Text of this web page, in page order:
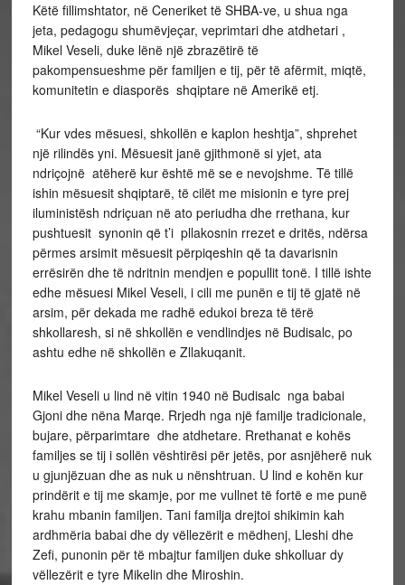
Këtë fillimshtator, në Ceneriket të SHBA-ve, u shua nga
jeta, pedagogu shumëvjeçar, veprimtari dhe atdhetari ,
Mikel Veseli, duke lënë një zbrazëtirë të
pakompensueshme për familjen e tij, për të afërmit, miqtë,
komunitetin e diasporës shqiptare në Amerikë etj.
“Kur vdes mësuesi, shkollën e kaplon heshtja”, shprehet
një rilindës yni. Mësuesit janë gjithmonë si yjet, ata
ndriçojnë atëherë kur është më se e nevojshme. Të tillë
ishin mësuesit shqiptarë, të cilët me misionin e tyre prej
iluministësh ndriçuan në ato periudha dhe rrethana, kur
pushtuesit synonin që t’i pllakosnin rrezet e dritës, ndërsa
përmes arsimit mësuesit përpiqeshin që ta davarisnin
errësirën dhe të ndritnin mendjen e popullit tonë. I tillë ishte
edhe mësuesi Mikel Veseli, i cili me punën e tij të gjatë në
arsim, për dekada me radhë edukoi breza të tërë
shkollaresh, si në shkollën e vendlindjes në Budisalc, po
ashtu edhe në shkollën e Zllakuqanit.
Mikel Veseli u lind në vitin 1940 në Budisalc nga babai
Gjoni dhe nëna Marqe. Rrjedh nga një familje tradicionale,
bujare, përparimtare dhe atdhetare. Rrethanat e kohës
familjes se tij i sollën vështirësi për jetës, por asnjëherë nuk
u gjunjëzuan dhe as nuk u nënshtruan. U lind e kohën kur
prindërit e tij me skamje, por me vullnet të fortë e me punë
krahu mbanin familjen. Tani familja drejtoi shikimin kah
ardhmëria babai dhe dy vëllezërit e mëdhenj, Lleshi dhe
Zefi, punonin për të mbajtur familjen duke shkolluar dy
vëllezërit e tyre Mikelin dhe Miroshin.